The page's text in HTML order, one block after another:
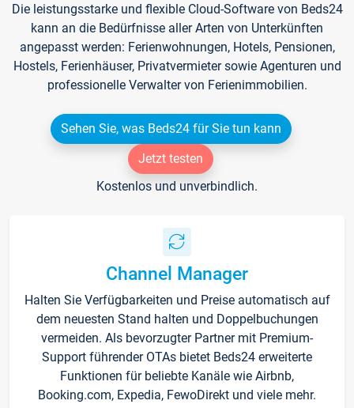
Die leistungsstarke und flexible Cloud-Software von Beds24
kann an die Bedürfnisse aller Arten von Unterkünften
angepasst werden: Ferienwohnungen, Hotels, Pensionen,
Hostels, Ferienhäuser, Privatvermieter sowie Agenturen und
professionelle Verwalter von Ferienimmobilien.
Sehen Sie, was Beds24 für Sie tun kann
Jetzt testen
Kostenlos und unverbindlich.
Channel Manager
Halten Sie Verfügbarkeiten und Preise automatisch auf
dem neuesten Stand halten und Doppelbuchungen
vermeiden. Als bevorzugter Partner mit Premium-
Support führender OTAs bietet Beds24 erweiterte
Funktionen für beliebte Kanäle wie Airbnb,
Booking.com, Expedia, FewoDirekt und viele mehr.